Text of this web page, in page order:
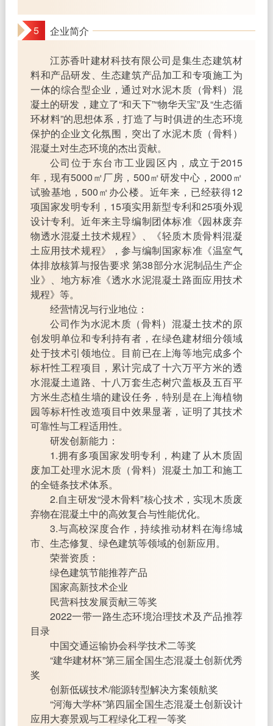
5 企业简介
江苏香叶建材科技有限公司是集生态建筑材
料和产品研发、生态建筑产品加工和专项施工为
一体的综合型企业，通过对水泥木质（骨料）混
凝土的研发，建立了“和天下”“物华天宝”及“生态循
环材料”的思想体系，打造了与时俱进的生态环境
保护的企业文化氛围，突出了水泥木质（骨料）
混凝土对生态环境的杰出贡献。
公司位于东台市工业园区内，成立于2015
年，现有5000㎡厂房，500㎡研发中心，2000㎡
试验基地，500㎡办公楼。近年来，已经获得12
项国家发明专利，15项实用新型专利和25项外观
设计专利。近年来主导编制团体标准《园林废弃
物透水混凝土技术规程》、《轻质木质骨料混凝
土应用技术规程》，参与编制国家标准《温室气
体排放核算与报告要求 第38部分水泥制品生产企
业》、地方标准《透水水泥混凝土路面应用技术
规程》等。
经营情况与行业地位：
公司作为水泥木质（骨料）混凝土技术的原
创发明单位和专利持有者，在绿色建材细分领域
处于技术引领地位。目前已在上海等地完成多个
标杆性工程项目，累计完成了十六万平方米的透
水混凝土道路、十八万套生态树穴盖板及五百平
方米生态植生墙的建设任务，特别是在上海植物
园等标杆性改造项目中效果显著，证明了其技术
可靠性与工程适用性。
研发创新能力：
1.拥有多项国家发明专利，构建了从木质固
废加工处理水泥木质（骨料）混凝土加工和施工
的全链条技术体系。
2.自主研发“浸木骨料”核心技术，实现木质废
弃物在混凝土中的高效复合与性能优化。
3.与高校深度合作，持续推动材料在海绵城
市、生态修复、绿色建筑等领域的创新应用。
荣誉资质：
绿色建筑节能推荐产品
国家高新技术企业
民营科技发展贡献三等奖
2022一带一路生态环境治理技术及产品推荐
目录
中国交通运输协会科学技术二等奖
“建华建材杯”第三届全国生态混凝土创新优秀
奖
创新低碳技术/能源转型解决方案领航奖
“河海大学杯”第四届全国生态混凝土创新设计
应用大赛景观与工程绿化工程一等奖